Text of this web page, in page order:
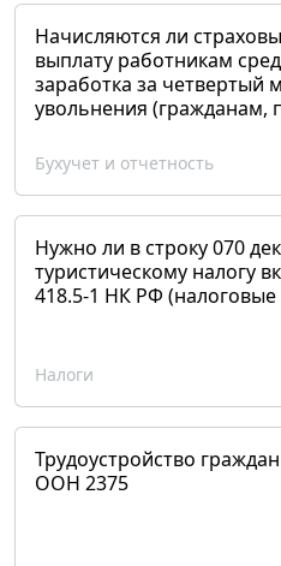
Начисляются ли
выплату работникам
заработка за четвертый
увольнения
Бухучет и отчетность
Нужно ли в строку 070
туристическому налогу
418.5-1 НК РФ (налоговые
Налоги
Трудоустройство
ООН 2375